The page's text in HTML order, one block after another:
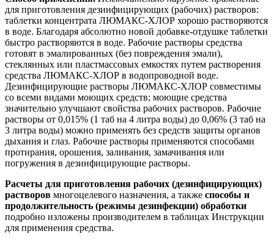
для приготовления дезинфицирующих (рабочих) растворов:
таблетки концентрата ЛЮМАКС-ХЛОР хорошо растворяются
в воде. Благодаря абсолютно новой добавке-отдушке таблетки
быстро растворяются в воде. Рабочие растворы средства
готовят в эмалированных (без повреждения эмали),
стеклянных или пластмассовых емкостях путем растворения
средства ЛЮМАКС-ХЛОР в водопроводной воде.
Дезинфицирующие растворы ЛЮМАКС-ХЛОР совместимы
со всеми видами моющих средств; моющие средства
значительно улучшают свойства рабочих растворов. Рабочие
растворы от 0,015% (1 таб на 4 литра воды) до 0,06% (3 таб на
3 литра воды) можно применять без средств защиты органов
дыхания и глаз. Рабочие растворы применяются способами
протирания, орошения, заливания, замачивания или
погружения в дезинфицирующие растворы.
Расчеты для приготовления рабочих (дезинфицирующих)
растворов многоцелевого назначения, а также способы и
продолжительность (режимы дезинфекции) обработки
подробно изложены производителем в таблицах Инструкции
для применения средства.